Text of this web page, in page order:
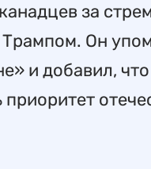
за
Трампом. Он
и добавил,
приоритет